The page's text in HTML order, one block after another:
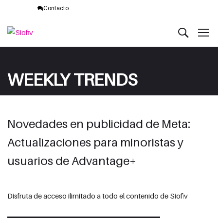
Contacto
WEEKLY TRENDS
Novedades en publicidad de Meta:
Actualizaciones para minoristas y
usuarios de Advantage+
Disfruta de acceso ilimitado a todo el contenido de Siofiv